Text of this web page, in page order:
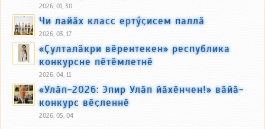
2026, 01, 30
Чи лайӑх класс ертӳҫисем паллӑ
2026, 03, 17
«Ҫулталӑкри вӗрентекен» республика
конкурсне пӗтӗмлетнӗ
2026, 04, 11
«Улӑп-2026: Эпир Улӑп йӑхӗнчен!» вӑйӑ-
конкурс вӗҫленнӗ
2026, 05, 04